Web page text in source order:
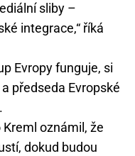
sliby –
integrace,“ říká
Evropy funguje, si
předseda Evropské
Kreml oznámil, že
dokud budou